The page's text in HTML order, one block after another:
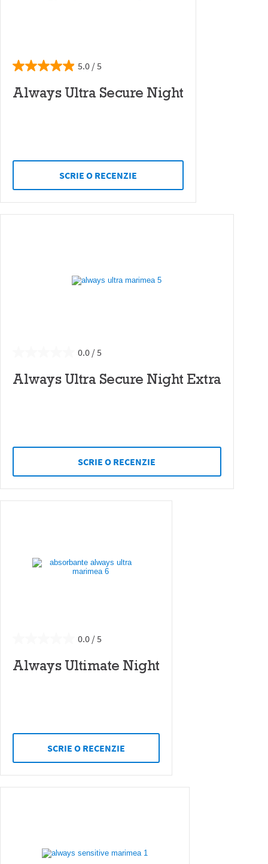
5.0
Always Ultra Secure Night
SCRIE O RECENZIE
0.0
Always Ultra Secure Night Extra
SCRIE O RECENZIE
0.0
Always Ultimate Night
SCRIE O RECENZIE